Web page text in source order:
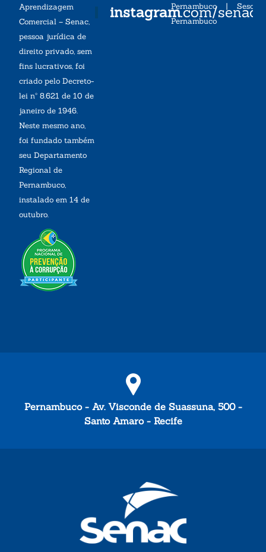
Aprendizagem
Comercial – Senac,
pessoa jurídica de
direito privado, sem
fins lucrativos, foi
criado pelo Decreto-
lei nº 8.621 de 10 de
janeiro de 1946.
Neste mesmo ano,
foi fundado também
seu Departamento
Regional de
Pernambuco,
instalado em 14 de
outubro.
instagram.com/
Pernambuco| Sesc
Pernambuco
Pernambuco - Av. Visconde de Suassuna, 500 -
Santo Amaro - Recife